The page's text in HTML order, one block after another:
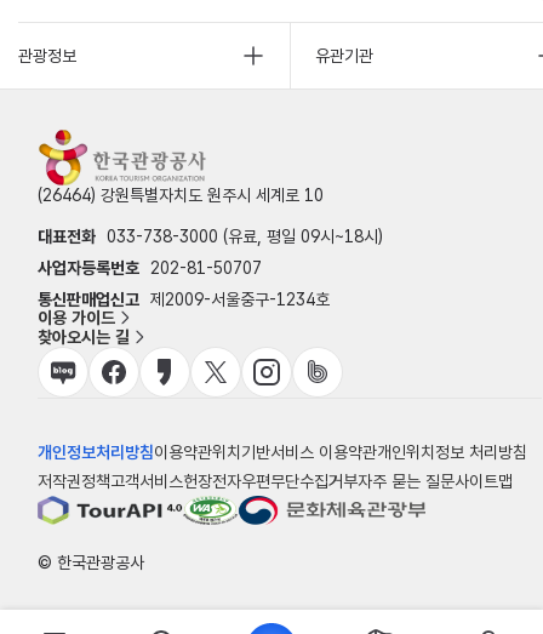
관광정보 유관기관
(26464) 강원특별자치도 원주시 세계로 10
대표전화 033-738-3000 (유료, 평일 09시~18시)
사업자등록번호
202-81-50707
통신판매업신고 제2009-서울중구-1234호
이용 가이드
찾아오시는 길
개인정보처리방침이용약관위치기반서비스 이용약관개인위치정보 처리방침
저작권정책고객서비스헌장전자우편무단수집거부자주 묻는 질문사이트맵
© 한국관광공사